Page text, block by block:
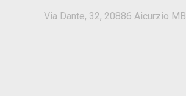
Via Dante, 32, 20886 Aicurzio MB